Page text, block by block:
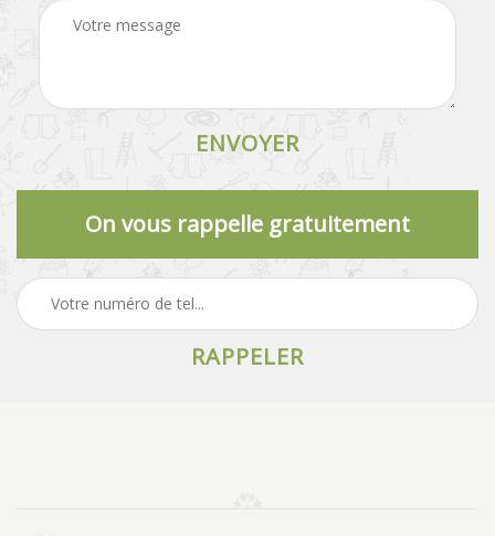
On vous rappelle gratuitement